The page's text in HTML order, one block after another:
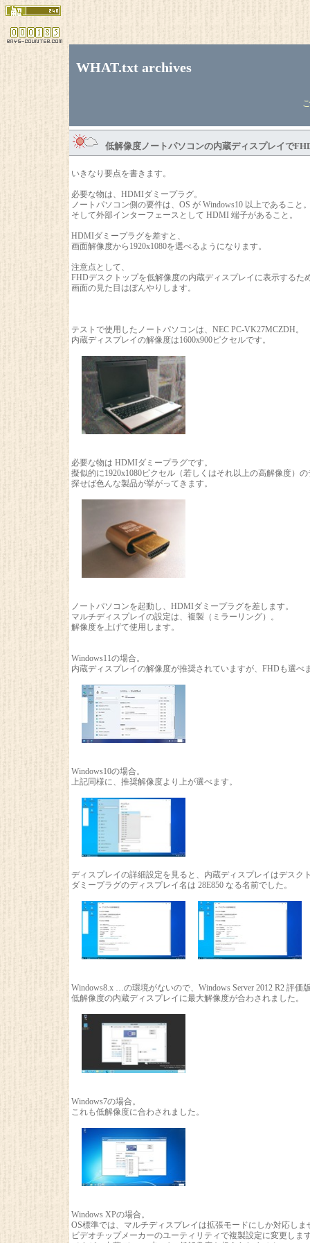
WHAT.txt archives
低解像度ノートパソコンの内蔵ディスプレイで
いきなり要点を書きます。
必要な物は、HDMIダミープラグ。
ノートパソコン側の要件は、OS が Windows10 以上であること。
そして外部インターフェースとして HDMI 端子があること。
HDMIダミープラグを差すと、
画面解像度から1920x1080を選べるようになります。
注意点として、
FHDデスクトップを低解像度の内蔵ディスプレイに表示するた
画面の見た目はぼんやりします。
テストで使用したノートパソコンは、NEC PC-VK27MCZDH。
内蔵ディスプレイの解像度は1600x900ピクセルです。
必要な物は HDMIダミープラグです。
擬似的に1920x1080ピクセル（若しくはそれ以上の高解像度）
探せば色んな製品が挙がってきます。
ノートパソコンを起動し、HDMIダミープラグを差します。
マルチディスプレイの設定は、複製（ミラーリング）。
解像度を上げて使用します。
Windows11の場合。
内蔵ディスプレイの解像度が推奨されていますが、FHDも選べま
Windows10の場合。
上記同様に、推奨解像度より上が選べます。
ディスプレイの詳細設定を見ると、内蔵ディスプレイはデスク
ダミープラグのディスプレイ名は 28E850 なる名前でした。
Windows8.x …の環境がないので、Windows Server 2012 R2 評価
低解像度の内蔵ディスプレイに最大解像度が合わされました。
Windows7の場合。
これも低解像度に合わされました。
Windows XPの場合。
OS標準では、マルチディスプレイは拡張モードにしか対応しま
ビデオチップメーカーのユーティリティで複製設定に変更します